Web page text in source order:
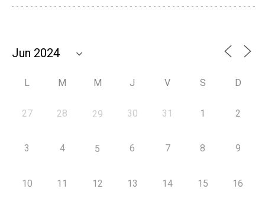
L M M J V S D
27 28 29 30 31 1 2
3 4 5 6 7 8 9
10 11 12 13 14 15 16